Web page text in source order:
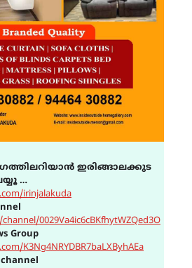
ഇരിങ്ങാലക്കുട
…
irinjalakuda
0029Va4ic6cBKfhytWZQed3O
Group
K3Ng4NRYDBR7baLXByhAEa